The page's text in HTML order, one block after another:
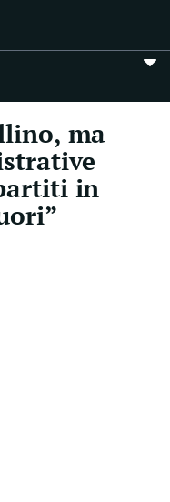
ma
in